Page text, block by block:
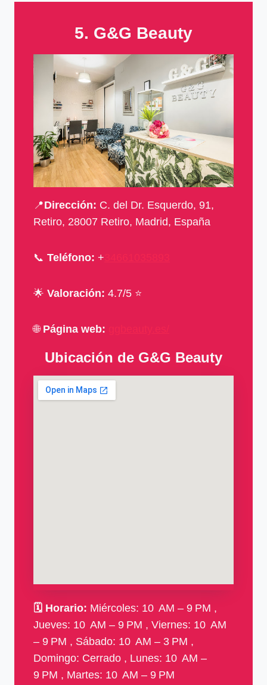
5. G&G Beauty
📍Dirección: C. del Dr. Esquerdo, 91,
Retiro, 28007 Retiro, Madrid, España
📞 Teléfono: +
🌟 Valoración: 4.7/5 ⭐
🌐 Página web:
Ubicación de G&G Beauty
🗓 Horario: Miércoles: 10 AM – 9 PM ,
Jueves: 10 AM – 9 PM , Viernes: 10 AM
– 9 PM , Sábado: 10 AM – 3 PM ,
Domingo: Cerrado , Lunes: 10 AM –
9 PM , Martes: 10 AM – 9 PM